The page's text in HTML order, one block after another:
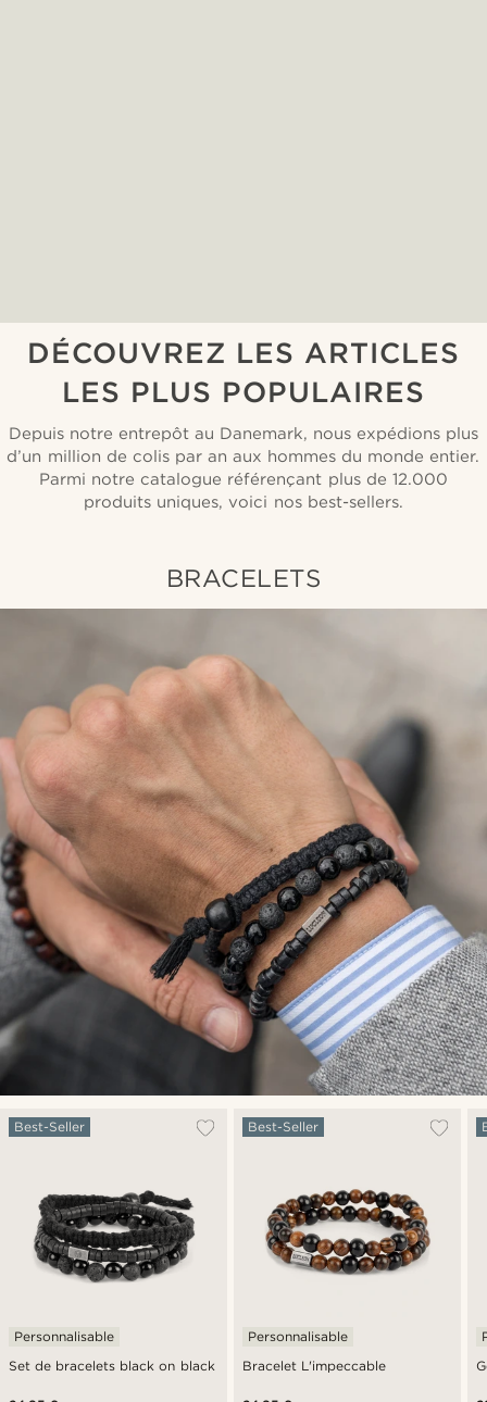
DÉCOUVREZ LES ARTICLES
LES PLUS POPULAIRES
Depuis notre entrepôt au Danemark, nous expédions plus
d’un million de colis par an aux hommes du monde entier.
Parmi notre catalogue référençant plus de 12.000
produits uniques, voici nos best-sellers.
BRACELETS
Set de bracelets black on black
Best-Seller
Personnalisable
Bracelet L'impeccable
Best-Seller
Personnalisable